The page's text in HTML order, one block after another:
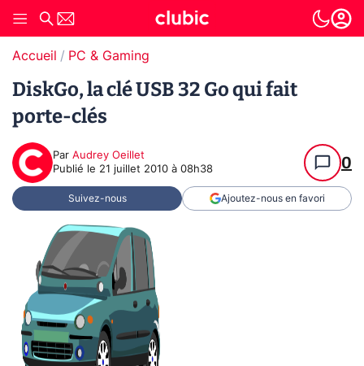
Accueil PC & Gaming
DiskGo, la clé USB 32 Go qui fait
porte-clés
Par Audrey Oeillet
Publié le 21 juillet 2010 à 08h38 0
Suivez-nous Ajoutez-nous en favori